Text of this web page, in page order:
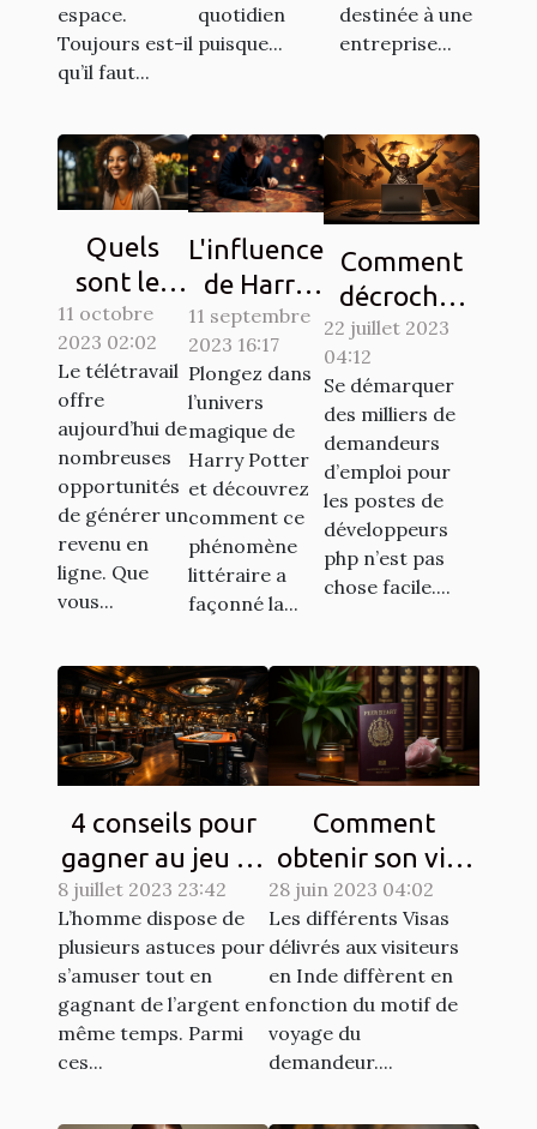
espace.
Toujours est-il
qu’il faut...
quotidien
puisque...
destinée à une
entreprise...
Quels
sont les
services
en ligne
pour se
faire de
l'argent
en
télétravail
?
11 octobre
2023 02:02
Le télétravail
offre
aujourd’hui de
nombreuses
opportunités
de générer un
revenu en
ligne. Que
vous...
L'influence
de Harry
Potter sur
la culture
populaire
à travers
les chasses
au trésor
11 septembre
2023 16:17
Plongez dans
l’univers
magique de
Harry Potter
et découvrez
comment ce
phénomène
littéraire a
façonné la...
Comment
décrocher
son emploi
de rêve en
tant que
développeur
PHP ?
22 juillet 2023
04:12
Se démarquer
des milliers de
demandeurs
d’emploi pour
les postes de
développeurs
php n’est pas
chose facile....
4 conseils pour
gagner au jeu de
casino aviator
8 juillet 2023 23:42
L’homme dispose de
plusieurs astuces pour
s’amuser tout en
gagnant de l’argent en
même temps. Parmi
ces...
Comment
obtenir son visa
pour l’inde ?
28 juin 2023 04:02
Les différents Visas
délivrés aux visiteurs
en Inde diffèrent en
fonction du motif de
voyage du
demandeur....